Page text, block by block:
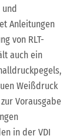
Anleitungen
von RLT-
auch ein
Weißdruck
Vorausgabe
in der VDI